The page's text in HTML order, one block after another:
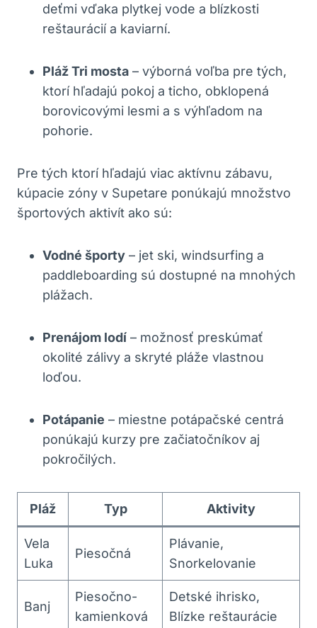
deťmi vďaka plytkej vode a blízkosti
reštaurácií a kaviarní.
Pláž Tri mosta – výborná voľba pre tých,
ktorí hľadajú pokoj a ticho, obklopená
borovicovými lesmi a s výhľadom na
pohorie.
Pre tých ktorí hľadajú viac aktívnu zábavu,
kúpacie zóny v Supetare ponúkajú množstvo
športových aktivít ako sú:
Vodné športy – jet ski, windsurfing a
paddleboarding sú dostupné na mnohých
plážach.
Prenájom lodí – možnosť preskúmať
okolité zálivy a skryté pláže vlastnou
loďou.
Potápanie – miestne potápačské centrá
ponúkajú kurzy pre začiatočníkov aj
pokročilých.
Pláž Typ Aktivity
Vela
Luka
Piesočná
Plávanie,
Snorkelovanie
Banj
Piesočno-
kamienková
Detské ihrisko,
Blízke reštaurácie